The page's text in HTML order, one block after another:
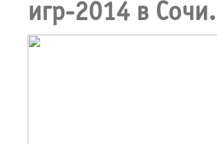
игр-2014 в Сочи.